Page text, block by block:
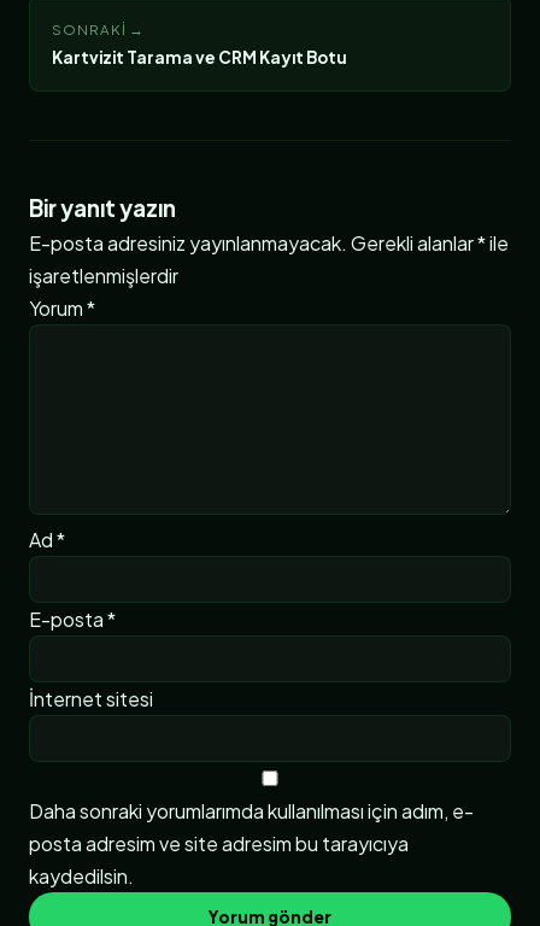
SONRAKI →
Kartvizit Tarama ve CRM Kayıt Botu
Bir yanıt yazın
E-posta adresiniz yayınlanmayacak. Gerekli alanlar*ile
işaretlenmişlerdir
Yorum*
Ad*
E-posta*
İnternet sitesi
Daha sonraki yorumlarımda kullanılması için adım, e-
posta adresim ve site adresim bu tarayıcıya
kaydedilsin.